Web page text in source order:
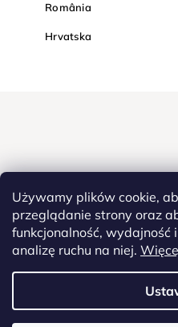
Używamy plików cookie,
przeglądanie strony oraz
funkcjonalność, wydajność
analizę ruchu na niej.
România
Hrvatska
Kupuj bezpiecznie w
poufne dane są całkowicie